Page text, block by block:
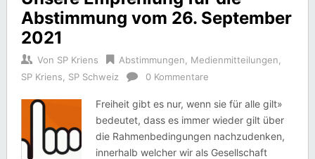
Abstimmung vom 26. September
2021
Von SP Kriens Abstimmungen Medienmitteilungen
SP Kriens
SP Schweiz 0 Kommentare
Freiheit gibt es nur, wenn sie für alle gilt»
bedeutet, dass es immer wieder gilt über
die Rahmenbedingungen nachzudenken,
innerhalb welcher wir als Gesellschaft